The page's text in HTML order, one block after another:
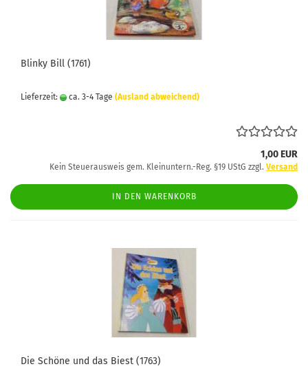
Blinky Bill (1761)
Lieferzeit: ca. 3-4 Tage (Ausland abweichend)
1,00 EUR
Kein Steuerausweis gem. Kleinuntern.-Reg. §19 UStG zzgl. Versand
IN DEN WARENKORB
Die Schöne und das Biest (1763)